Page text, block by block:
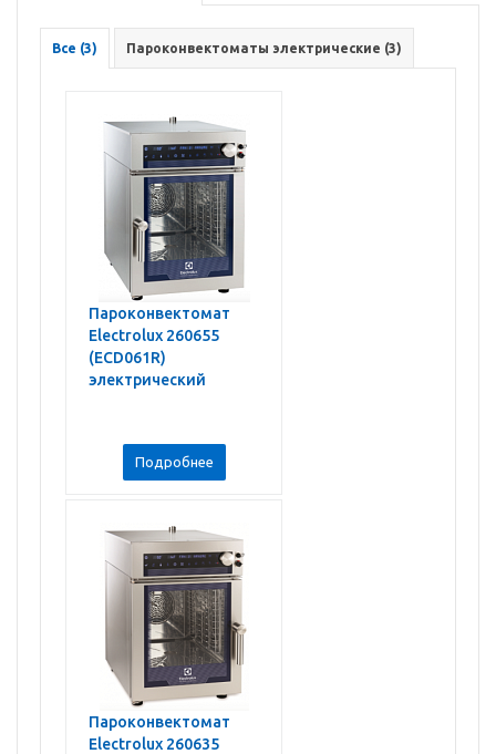
Все (3) Пароконвектоматы электрические (3)
Пароконвектомат
Electrolux 260655
(ECD061R)
электрический
Подробнее
Пароконвектомат
Electrolux 260635